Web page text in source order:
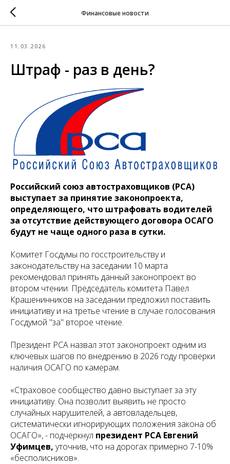
Финансовые новости
11.03.2026
Штраф - раз в день?
Российский союз автостраховщиков (РСА)
выступает за принятие законопроекта,
определяющего, что штрафовать водителей
за отсутствие действующего договора ОСАГО
будут не чаще одного раза в сутки.
Комитет Госдумы по госстроительству и
законодательству на заседании 10 марта
рекомендовал принять данный законопроект во
втором чтении. Председатель комитета Павел
Крашенинников на заседании предложил поставить
инициативу и на третье чтение в случае голосования
Госдумой "за" второе чтение.
Президент РСА назвал этот законопроект одним из
ключевых шагов по внедрению в 2026 году проверки
наличия ОСАГО по камерам.
«Страховое сообщество давно выступает за эту
инициативу. Она позволит выявить не просто
случайных нарушителей, а автовладельцев,
систематически игнорирующих положения закона об
ОСАГО», - подчеркнул президент РСА Евгений
Уфимцев, уточнив, что на дорогах примерно 7-10%
«бесполисников».